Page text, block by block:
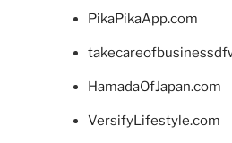
PikaPikaApp.com
HamadaOfJapan.com
VersifyLifestyle.com